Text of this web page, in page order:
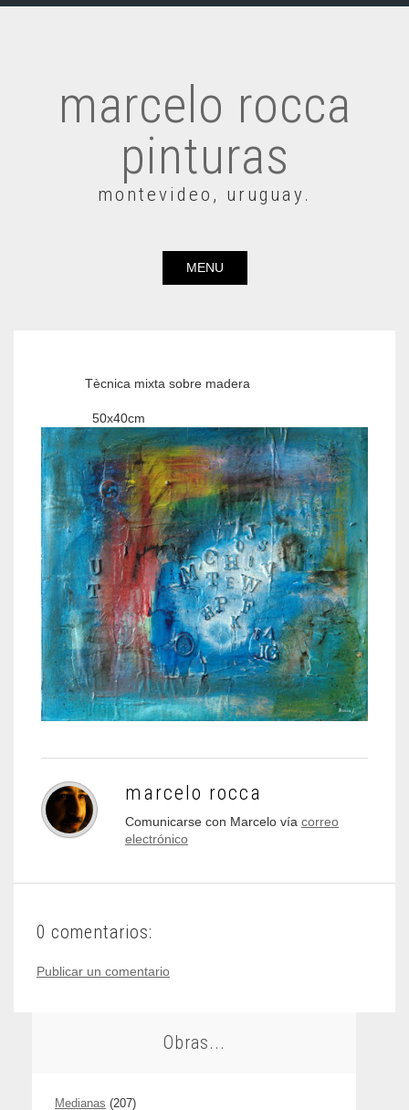
marcelo rocca
pinturas
montevideo, uruguay.
MENU
Tècnica mixta sobre madera
50x40cm
marcelo rocca
Comunicarse con Marcelo vía correo
electrónico
0 comentarios:
Publicar un comentario
Obras...
Medianas (207)